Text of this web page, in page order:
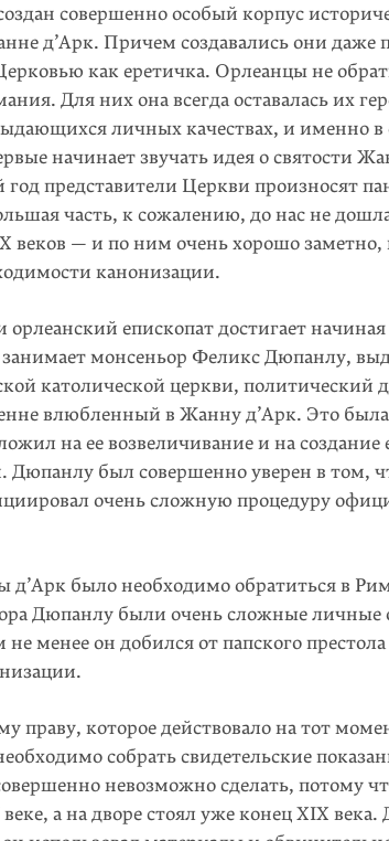
совершенно особый корпус
д’Арк. Причем создавались они даже
как еретичка. Орлеанцы не
Для них она всегда оставалась их
личных качествах, и именно в
начинает звучать идея о святости
представители Церкви произносят
часть, к сожалению, до нас не
веков — и по ним очень хорошо заметно,
канонизации.
епископат достигает начиная
занимает монсеньор Феликс Дюпанлу,
католической церкви, политический
влюбленный в Жанну д’Арк. Это была
на ее возвеличивание и на создание
Дюпанлу был совершенно уверен в том,
очень сложную процедуру
было необходимо обратиться в
Дюпанлу были очень сложные личные
менее он добился от папского престола
праву, которое действо­вало на тот
собрать свидетельские
невозможно сделать, потому
а на дворе стоял уже конец XIX